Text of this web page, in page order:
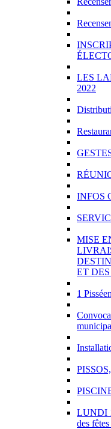
LES
2022
INFOS
MISE
ET
1
LUNDI
des